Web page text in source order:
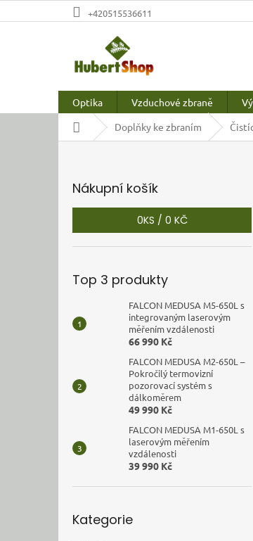
na
+420515536611
Optika Vzduchové zbraně
Domů
Doplňky ke zbraním
Nákupní košík
0KS / 0 KČ
Top 3 produkty
FALCON MEDUSA M5-650L s
integrovaným laserovým
měřením vzdálenosti
66 990 Kč
FALCON MEDUSA M2-650L –
Pokročilý termovizní
pozorovací systém s
dálkoměrem
49 990 Kč
FALCON MEDUSA M1-650L s
laserovým měřením
vzdálenosti
39 990 Kč
kategorie
Kategorie